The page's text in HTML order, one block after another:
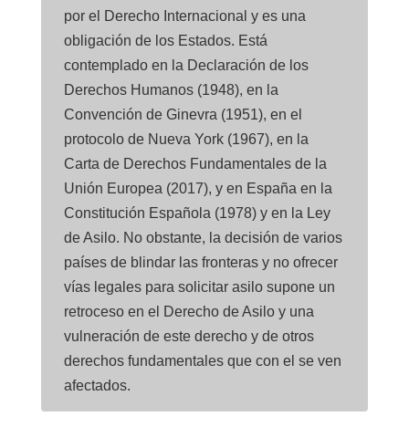
por el Derecho Internacional y es una
obligación de los Estados. Está
contemplado en la Declaración de los
Derechos Humanos (1948), en la
Convención de Ginevra (1951), en el
protocolo de Nueva York (1967), en la
Carta de Derechos Fundamentales de la
Unión Europea (2017), y en España en la
Constitución Española (1978) y en la Ley
de Asilo. No obstante, la decisión de varios
países de blindar las fronteras y no ofrecer
vías legales para solicitar asilo supone un
retroceso en el Derecho de Asilo y una
vulneración de este derecho y de otros
derechos fundamentales que con el se ven
afectados.